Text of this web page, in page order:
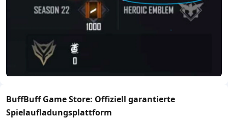
BuffBuff Game Store: Offiziell garantierte
Spielaufladungsplattform